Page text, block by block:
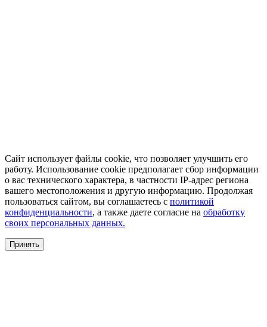
Сайт использует файлы cookie, что позволяет улучшить его
работу. Использование cookie предполагает сбор информации
о вас технического характера, в частности IP-адрес региона
вашего местоположения и другую информацию. Продолжая
пользоваться сайтом, вы соглашаетесь с политикой
конфиденциальности, а также даете согласие на обработку
своих персональных данных.
Принять